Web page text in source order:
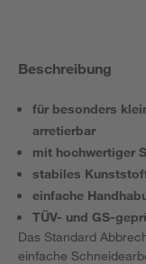
Beschreibung
für besonders
arretierbar
mit hochwertiger
stabiles
einfache
TÜV- und GS-
Das Standard
einfache